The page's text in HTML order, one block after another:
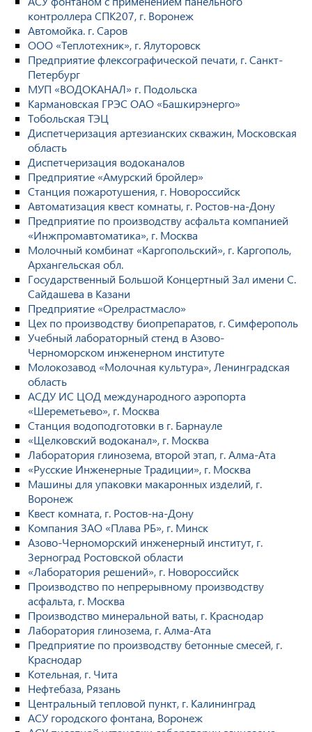
контроллера СПК207, г. Воронеж
Автомойка. г. Саров
ООО «Теплотехник», г. Ялуторовск
Предприятие флексографической печати, г. Санкт-
Петербург
МУП «ВОДОКАНАЛ» г. Подольска
Кармановская ГРЭС ОАО «Башкирэнерго»
Тобольская ТЭЦ
Диспетчеризация артезианских скважин, Московская
область
Диспетчеризация водоканалов
Предприятие «Амурский бройлер»
Станция пожаротушения, г. Новороссийск
Автоматизация квест комнаты, г. Ростов-на-Дону
Предприятие по производству асфальта компанией
«Инжпромавтоматика», г. Москва
Молочный комбинат «Каргопольский», г. Каргополь,
Архангельская обл.
Государственный Большой Концертный Зал имени С.
Сайдашева в Казани
Предприятие «Орелрастмасло»
Цех по производству биопрепаратов, г. Симферополь
Учебный лабораторный стенд в Азово-
Черноморском инженерном институте
Молокозавод «Молочная культура», Ленинградская
область
АСДУ ИС ЦОД международного аэропорта
«Шереметьево», г. Москва
Станция водоподготовки в г. Барнауле
«Щелковский водоканал», г. Москва
Лаборатория глинозема, второй этап, г. Алма-Ата
«Русские Инженерные Традиции», г. Москва
Машины для упаковки макаронных изделий, г.
Воронеж
Квест комната, г. Ростов-на-Дону
Компания ЗАО «Плава РБ», г. Минск
Азово-Черноморский инженерный институт, г.
Зерноград Ростовской области
«Лаборатория решений», г. Новороссийск
Производство по непрерывному производству
асфальта, г. Москва
Производство минеральной ваты, г. Краснодар
Лаборатория глинозема, г. Алма-Ата
Предприятие по производству бетонные смесей, г.
Краснодар
Котельная, г. Чита
Нефтебаза, Рязань
Центральный тепловой пункт, г. Калининград
АСУ городского фонтана, Воронеж